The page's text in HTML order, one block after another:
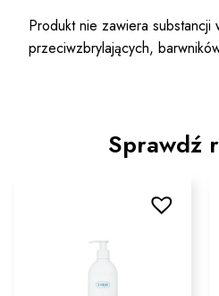
Produkt nie zawiera substancji
przeciwzbrylających,
Sprawdź